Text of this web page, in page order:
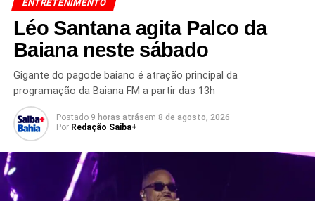
comemorações de São João em municípios de todas as
regiões da Bahia.
Redação Saiba+
ENTRETENIMENTO
Léo Santana agita Palco da
Baiana neste sábado
Gigante do pagode baiano é atração principal da
programação da Baiana FM a partir das 13h
Postado 9 horas atrásem 8 de agosto, 2026
Por Redação Saiba+